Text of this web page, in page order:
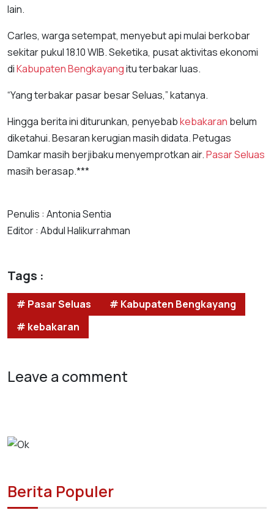
lain.
Carles, warga setempat, menyebut api mulai berkobar
sekitar pukul 18.10 WIB. Seketika, pusat aktivitas ekonomi
diKabupaten Bengkayangitu terbakar luas.
“Yang terbakar pasar besar Seluas,” katanya.
Hingga berita ini diturunkan, penyebabkebakaran belum
diketahui. Besaran kerugian masih didata. Petugas
Damkar masih berjibaku menyemprotkan air.Pasar Seluas
masih berasap.***
Penulis : Antonia Sentia
Editor : Abdul Halikurrahman
Tags :
# Pasar Seluas
# Kabupaten Bengkayang
# kebakaran
Leave a comment
Berita Populer